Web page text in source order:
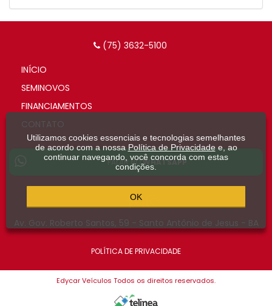
(75) 3632-5100
INÍCIO
SEMINOVOS
FINANCIAMENTOS
CONTATO
FALAR NOWHATSAPP
Av. Gov. Roberto Santos, 59 - Santo Antônio de Jesus - BA
POLÍTICA DE PRIVACIDADE
Edycar Veículos Todos os direitos reservados.
Utilizamos cookies essenciais e tecnologias semelhantes
de acordo com a nossa Política de Privacidadee, ao
continuar navegando, você concorda com estas
condições.
OK